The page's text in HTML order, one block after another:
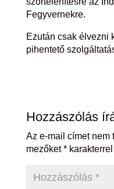
Fegyvernekre.
Ezután csak élvezni
pihentető
Hozzászólás
Az e-mail címet nem
mezőket*